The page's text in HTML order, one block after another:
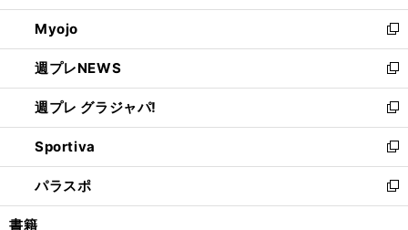
開
く
ウ
で
開
く
ン
ド
ウ
で
開
く
ウ
ィ
ン
ド
ウ
で
開
く
Myojo
新
し
い
ウ
ィ
ン
ド
ウ
で
開
週プレNEWS
新
し
い
ウ
ィ
ン
ド
ウ
週プレ グラジャパ!
新
し
い
ウ
ィ
ン
Sportiva
新
し
い
ウ
パラスポ
新
し
書籍